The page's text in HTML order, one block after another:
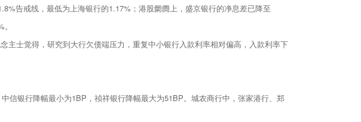
告戒线，最低为上海银行的1.17%；港股阛阓上，盛京银行的净息差已降至
主士觉得，研究到大行欠债端压力，重复中小银行入款利率相对偏高，入款利率下
信银行降幅最小为1BP，祯祥银行降幅最大为51BP。城农商行中，张家港行、郑